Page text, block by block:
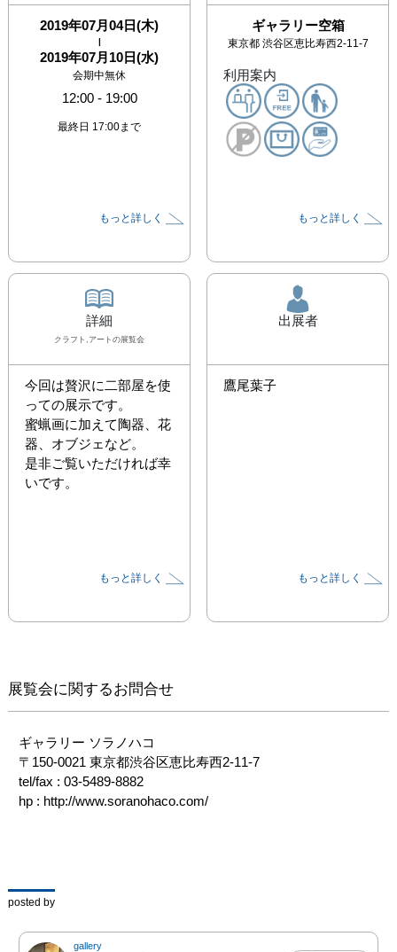
2019年07月04日(木)
|
2019年07月10日(水)
会期中無休
12:00- 19:00
最終日 17:00まで
もっと詳しく
ギャラリー空箱
東京都 渋谷区恵比寿西2-11-7
利用案内
もっと詳しく
詳細
クラフト,アート の展覧会
今回は贅沢に二部屋を使
っての展示です。
蜜蝋画に加えて陶器、花
器、オブジェなど。
是非ご覧いただければ幸
いです。
もっと詳しく
出展者
鷹尾葉子
もっと詳しく
展覧会に関するお問合せ
ギャラリー ソラノハコ
〒150-0021 東京都渋谷区恵比寿西2-11-7
tel/fax : 03-5489-8882
hp : http://www.soranohaco.com/
posted by
gallery